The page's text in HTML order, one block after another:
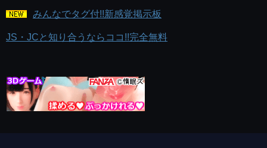
みんなでタグ付!!新感覚掲示板
JS・JCと知り合うならココ!!完全無料